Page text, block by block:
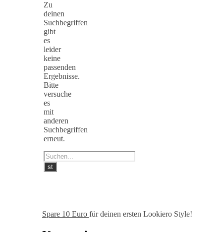
Zu
deinen
Suchbegriffen
gibt
es
leider
keine
passenden
Ergebnisse.
Bitte
versuche
es
mit
anderen
Suchbegriffen
erneut.
Spare 10 Euro für deinen ersten Lookiero Style!